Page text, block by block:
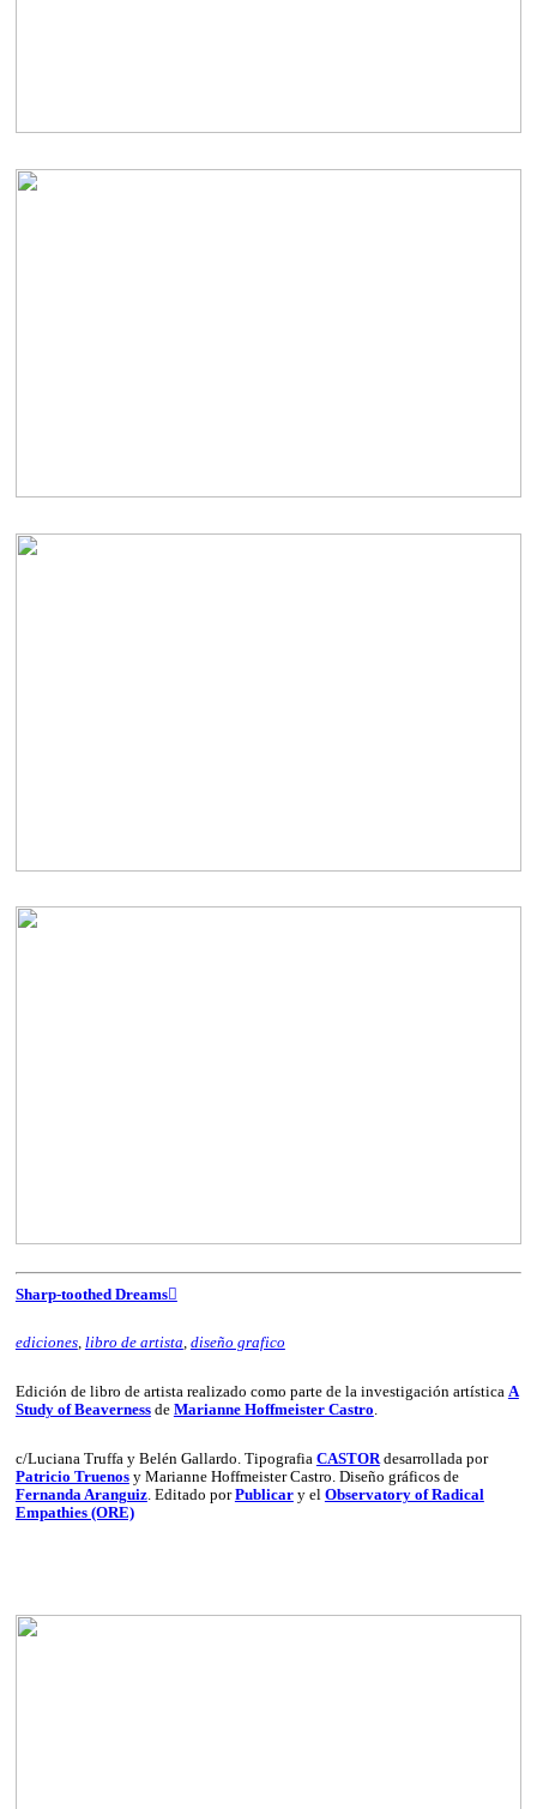
Sharp-toothed Dreams︎︎︎
ediciones, libro de artista, diseño grafico
Edición de libro de artista realizado como parte de la investigación artística A
Study of Beavernessde Marianne Hoffmeister Castro.
c/Luciana Truffa y Belén Gallardo. Tipografia CASTORdesarrollada por
Patricio Truenosy Marianne Hoffmeister Castro. Diseño gráficos de
Fernanda Aranguiz. Editado porPublicary el Observatory of Radical
Empathies (ORE)